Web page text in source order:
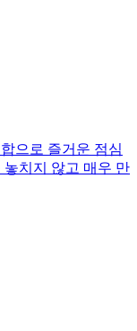
으로 즐거운 점심
치지 않고 매우 만